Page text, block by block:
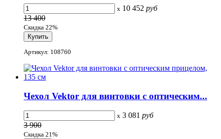
x 10 452 руб
13 400
Скидка 22%
Артикул: 108760
Чехол Vektor для винтовки с оптическим...
x 3 081 руб
3 900
Скидка 21%